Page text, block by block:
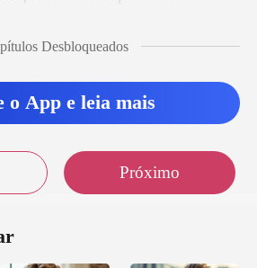
todos os seus sentidos,
Desbloqueados
o App e leia mais
Próximo